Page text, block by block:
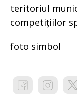
teritoriul
competițiilor
foto simbol